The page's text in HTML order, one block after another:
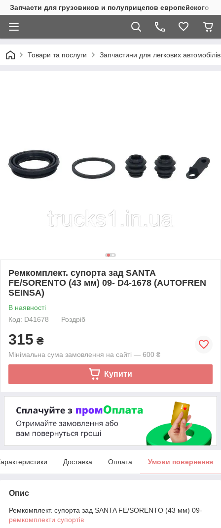
Запчасти для грузовиков и полуприцепов европейского
Товари та послуги Запчастини для легкових автомобілів
Ремкомплект. супорта зад SANTA
FE/SORENTO (43 мм) 09- D4-1678 (AUTOFREN
SEINSA)
В наявності
Код: D41678
Роздріб
315 ₴
Мінімальна сума замовлення на сайті — 600 ₴
Купити
Доставка Оплата Умови повернення
Опис
Ремкомплект. супорта зад SANTA FE/SORENTO (43 мм) 09-
ремкомплекти супортів